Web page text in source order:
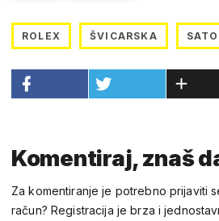
ROLEX ŠVICARSKA
Komentiraj, znaš
Za komentiranje je potrebno prijaviti
račun? Registracija je brza i